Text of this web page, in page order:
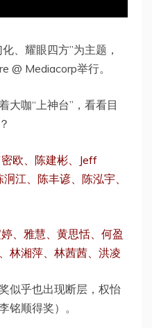
、耀眼四方”为主题，
@ Mediacorp举行。
大咖“上神台”，看看目
欧、陈建彬、Jeff
江、陈丰谚、陈泓宇、
、雅慧、黄思恬、何盈
林湘萍、林茜茜、洪凌
似乎也出现断层，权怡
铭顺得奖）。